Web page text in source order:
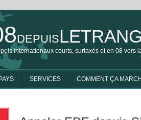
DEPUIS
internationaux courts, surtaxés et en 08 vers
PAYS SERVICES COMMENT ÇA